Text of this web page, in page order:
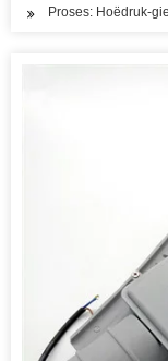
Proses: Hoëdruk-